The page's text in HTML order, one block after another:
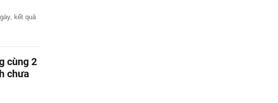
kết quả
cùng 2
chưa